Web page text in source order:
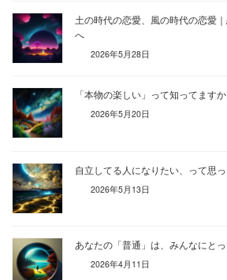
土の時代の恋愛、風の時代の恋愛
へ
2026年5月28日
「本物の楽しい」って知ってますか
2026年5月20日
自立してる人になりたい、って思
2026年5月13日
あなたの「普通」は、みんなにと
2026年4月11日